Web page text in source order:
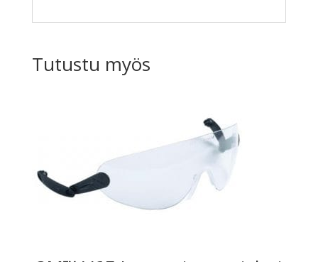
Tutustu myös